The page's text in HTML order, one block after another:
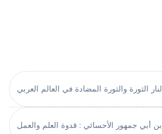
الثورة والثورة المضادة في العالم العربي
أبي جمهور الأحسائي : قدوة العلم والعمل